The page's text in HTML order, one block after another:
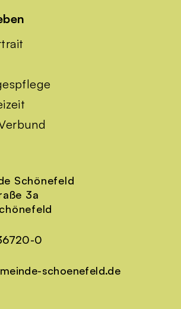
Schönefeld
3a
0
schoenefeld.de